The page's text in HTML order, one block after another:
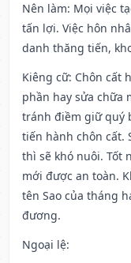
Nên làm: Mọi việc
tấn lợi. Việc hôn
danh thăng tiến,
Kiêng cữ: Chôn cất
phần hay sửa chữa
tránh điềm giữ quý
tiến hành chôn cất.
thì sẽ khó nuôi. Tốt
mới được an toàn.
tên Sao của tháng
đương.
Ngoại lệ: